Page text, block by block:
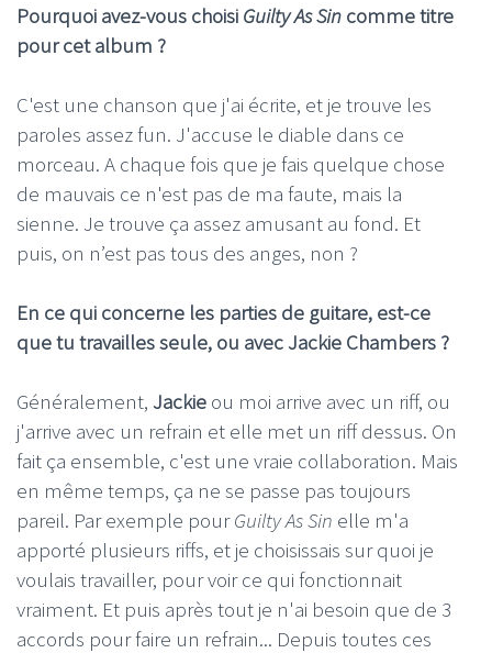
Pourquoi avez-vous choisi Guilty As Sin comme titre
pour cet album ?
C'est une chanson que j'ai écrite, et je trouve les
paroles assez fun. J'accuse le diable dans ce
morceau. A chaque fois que je fais quelque chose
de mauvais ce n'est pas de ma faute, mais la
sienne. Je trouve ça assez amusant au fond. Et
puis, on n’est pas tous des anges, non ?
En ce qui concerne les parties de guitare, est-ce
que tu travailles seule, ou avec Jackie Chambers ?
Généralement, Jackie ou moi arrive avec un riff, ou
j'arrive avec un refrain et elle met un riff dessus. On
fait ça ensemble, c'est une vraie collaboration. Mais
en même temps, ça ne se passe pas toujours
pareil. Par exemple pourGuilty As Sin elle m'a
apporté plusieurs riffs, et je choisissais sur quoi je
voulais travailler, pour voir ce qui fonctionnait
vraiment. Et puis après tout je n'ai besoin que de 3
accords pour faire un refrain... Depuis toutes ces